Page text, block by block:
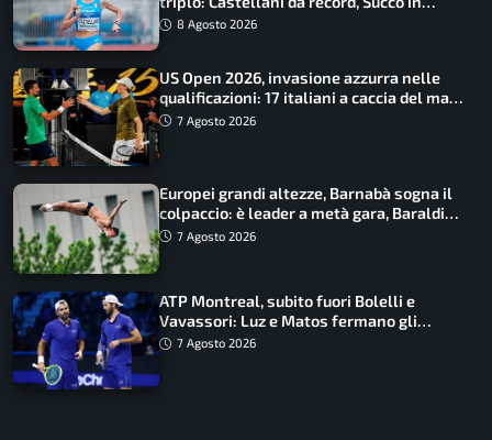
finale
8 Agosto 2026
US Open 2026, invasione azzurra nelle
qualificazioni: 17 italiani a caccia del main
draw7 Agosto 2026
Europei grandi altezze, Barnabà sogna il
colpaccio: è leader a metà gara, Baraldi
ancora in corsa
7 Agosto 2026
ATP Montreal, subito fuori Bolelli e
Vavassori: Luz e Matos fermano gli
azzurri
7 Agosto 2026